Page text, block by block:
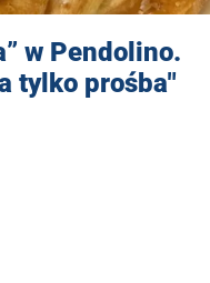
w Pendolino.
tylko prośba"